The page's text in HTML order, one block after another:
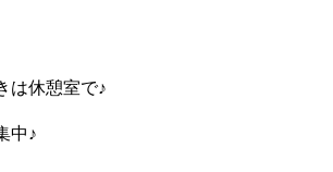
は休憩室で♪
中♪